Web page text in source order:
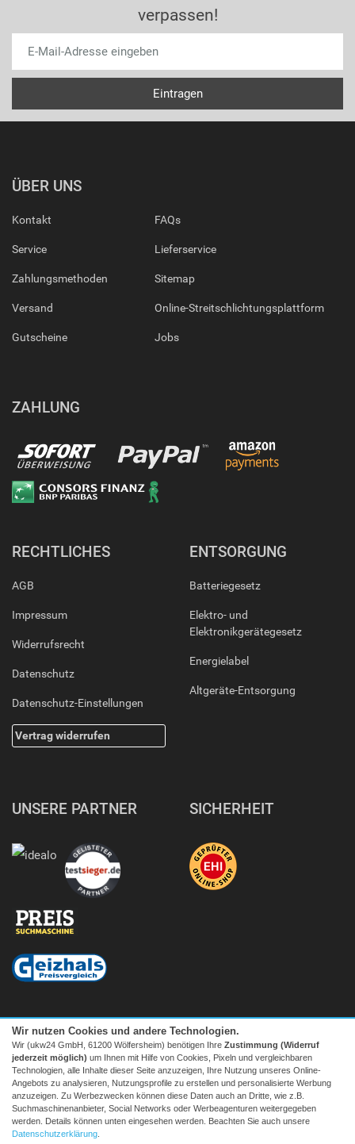
verpassen!
ÜBER UNS
Kontakt
Service
Zahlungsmethoden
Versand
Gutscheine
FAQs
Lieferservice
Sitemap
Online-Streitschlichtungsplattform
Jobs
ZAHLUNG
RECHTLICHES
AGB
Impressum
Widerrufsrecht
Datenschutz
Datenschutz-Einstellungen
Vertrag widerrufen
ENTSORGUNG
Batteriegesetz
Elektro- und
Elektronikgerätegesetz
Energielabel
Altgeräte-Entsorgung
UNSERE PARTNER SICHERHEIT
Facebook| twitter
Wir nutzen Cookies und andere Technologien.
Wir (ukw24 GmbH, 61200 Wölfersheim) benötigen Ihre Zustimmung (Widerruf
jederzeit möglich) um Ihnen mit Hilfe von Cookies, Pixeln und vergleichbaren
Technologien, alle Inhalte dieser Seite anzuzeigen, Ihre Nutzung unseres Online-
Angebots zu analysieren, Nutzungsprofile zu erstellen und personalisierte Werbung
anzuzeigen. Zu Werbezwecken können diese Daten auch an Dritte, wie z.B.
Suchmaschinenanbieter, Social Networks oder Werbeagenturen weitergegeben
werden. Details können unten eingesehen werden. Beachten Sie auch unsere
Datenschutzerklärung